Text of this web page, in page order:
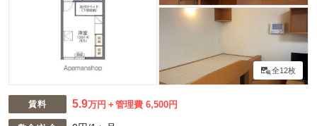
全12枚
賃料 5.9万円 管理費 6,500円